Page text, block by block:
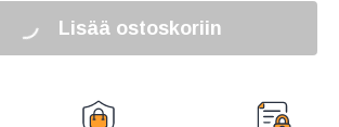
Lisää ostoskoriin